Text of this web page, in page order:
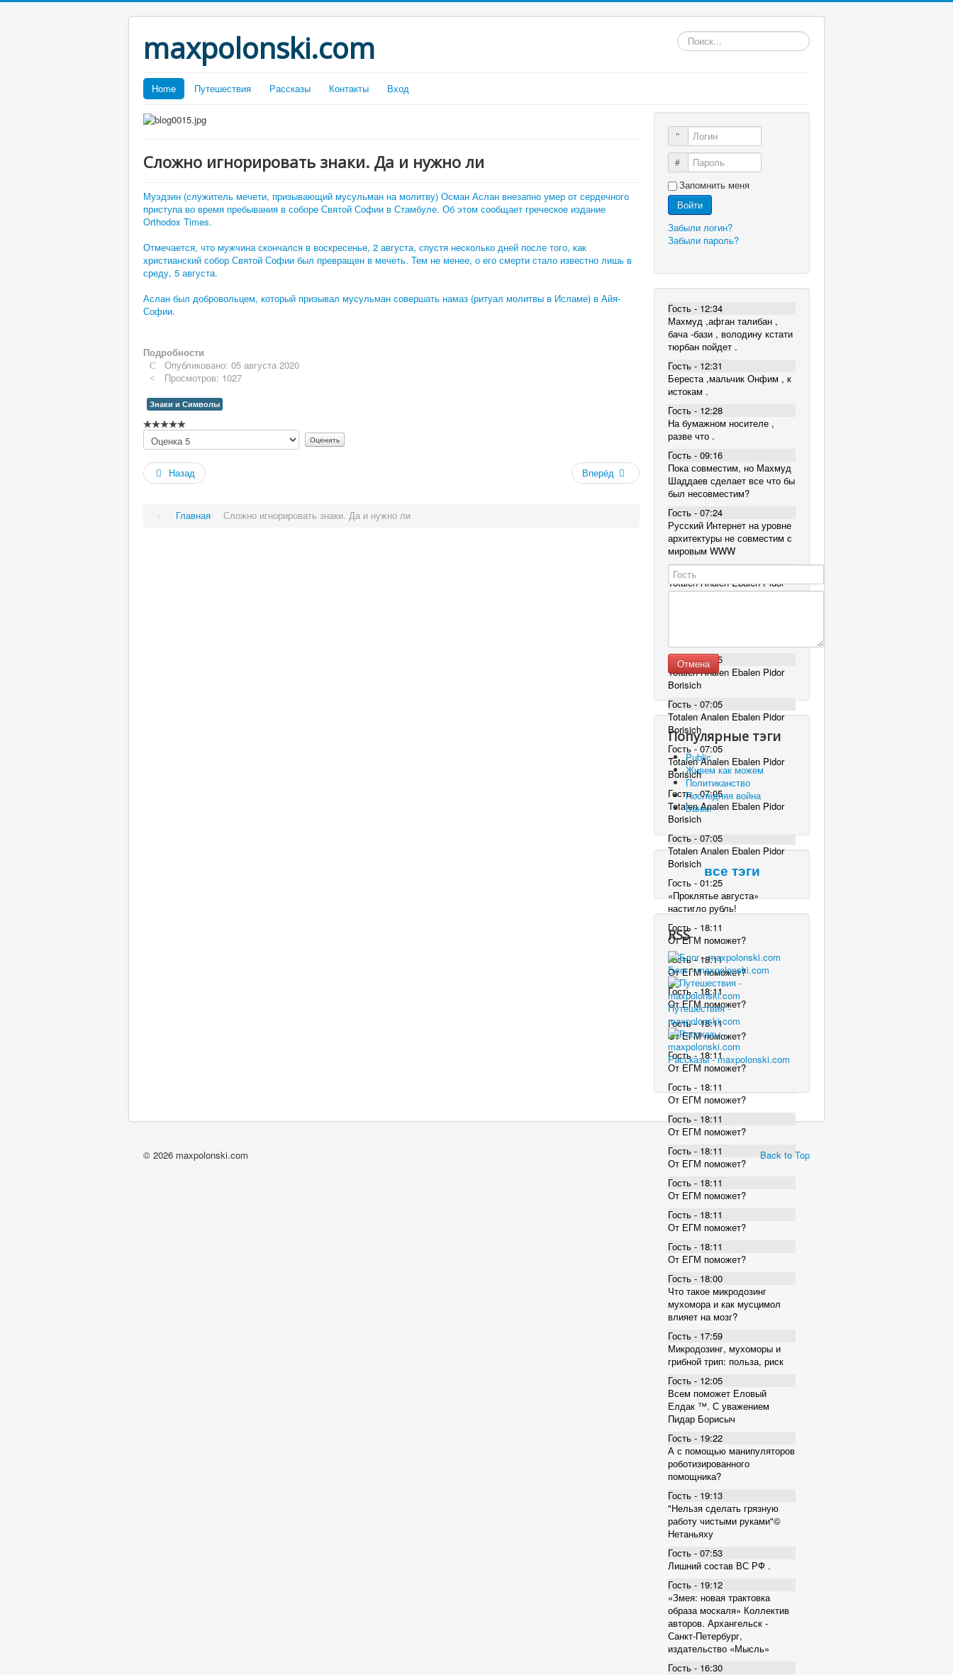
maxpolonski.com Искать...
Home Путешествия Рассказы Контакты Вход
Сложно игнорировать знаки. Да и нужно ли
Муэдзин (служитель мечети, призывающий мусульман на молитву) Осман Аслан внезапно умер от сердечного
приступа во время пребывания в соборе Святой Софии в Стамбуле. Об этом сообщает греческое издание
Orthodox Times.
Отмечается, что мужчина скончался в воскресенье, 2 августа, спустя несколько дней после того, как
христианский собор Святой Софии был превращен в мечеть. Тем не менее, о его смерти стало известно лишь в
среду, 5 августа.
Аслан был добровольцем, который призывал мусульман совершать намаз (ритуал молитвы в Исламе) в Айя-
Софии.
Подробности
Опубликовано: 05 августа 2020
Просмотров: 1027
Знаки и Символы
Рейтинг:
/
Пожалуйста,
оцените
Назад
Вперёд
Главная Сложно игнорировать знаки. Да и нужно ли
Логин
Пароль
Запомнить меня
Войти
Забыли логин?
Забыли пароль?
Гость - 12:34
Махмуд ,афган талибан ,
бача -бази , володину кстати
тюрбан пойдет .
Гость - 12:31
Береста ,мальчик Онфим , к
истокам .
Гость - 12:28
На бумажном носителе ,
разве что .
Гость - 09:16
Пока совместим, но Махмуд
Шаддаев сделает все что бы
был несовместим?
Гость - 07:24
Русский Интернет на уровне
архитектуры не совместим с
мировым WWW
Гость - 07:05
Totalen Analen Ebalen Pidor
Borisich
Гость - 07:05
Totalen Analen Ebalen Pidor
Borisich
Гость - 07:05
Totalen Analen Ebalen Pidor
Borisich
Гость - 07:05
Totalen Analen Ebalen Pidor
Borisich
Гость - 07:05
Totalen Analen Ebalen Pidor
Borisich
Гость - 07:05
Totalen Analen Ebalen Pidor
Borisich
Гость - 01:25
«Проклятье августа»
настигло рубль!
Гость - 18:11
От ЕГМ поможет?
Гость - 18:11
От ЕГМ поможет?
Гость - 18:11
От ЕГМ поможет?
Гость - 18:11
От ЕГМ поможет?
Гость - 18:11
От ЕГМ поможет?
Гость - 18:11
От ЕГМ поможет?
Гость - 18:11
От ЕГМ поможет?
Гость - 18:11
От ЕГМ поможет?
Гость - 18:11
От ЕГМ поможет?
Гость - 18:11
От ЕГМ поможет?
Гость - 18:11
От ЕГМ поможет?
Гость - 18:00
Что такое микродозинг
мухомора и как мусцимол
влияет на мозг?
Гость - 17:59
Микродозинг, мухоморы и
грибной трип: польза, риск
Гость - 12:05
Всем поможет Еловый
Елдак ™. С уважением
Пидар Борисыч
Гость - 19:22
А с помощью манипуляторов
роботизированного
помощника?
Гость - 19:13
"Нельзя сделать грязную
работу чистыми руками"©
Нетаньяху
Гость - 07:53
Лишний состав ВС РФ .
Гость - 19:12
«Змея: новая трактовка
образа москаля» Коллектив
авторов. Архангельск -
Санкт-Петербург,
издательство «Мысль»
Гость - 16:30
Отмена
Популярные тэги
Public
Живем как можем
Политиканство
Последняя война
Банки
все тэги
RSS
Блог - maxpolonski.com
Путешествия -
maxpolonski.com
Рассказы - maxpolonski.com
Back to Top
© 2026 maxpolonski.com